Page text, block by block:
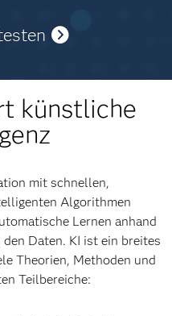
künstliche
mit schnellen,
Algorithmen
Lernen anhand
Daten. KI ist ein breites
Theorien, Methoden und
Teilbereiche: